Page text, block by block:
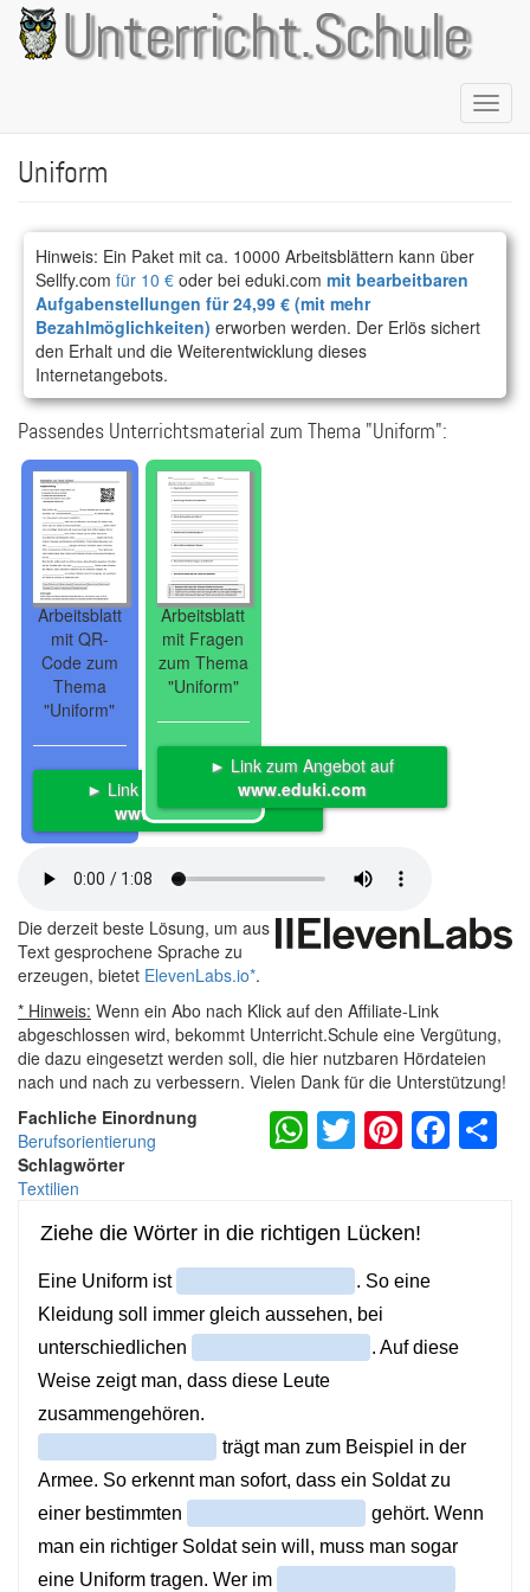
Direkt
zum
Inhalt
Unterricht.Schule
Uniform
Hinweis: Ein Paket mit ca. 10000 Arbeitsblättern kann über
Sellfy.com für 10 € oder bei eduki.com mit bearbeitbaren
Aufgabenstellungen für 24,99 € (mit mehr
Bezahlmöglichkeiten) erworben werden. Der Erlös sichert
den Erhalt und die Weiterentwicklung dieses
Internetangebots.
Passendes Unterrichtsmaterial zum Thema "Uniform":
Arbeitsblatt
mit QR-
Code zum
Thema
"Uniform"
► Link zum Angebot auf
www.eduki.com
Arbeitsblatt
mit Fragen
zum Thema
"Uniform"
► Link zum Angebot auf
www.eduki.com
Die derzeit beste Lösung, um aus
Text gesprochene Sprache zu
erzeugen, bietet ElevenLabs.io*.
* Hinweis: Wenn ein Abo nach Klick auf den Affiliate-Link
abgeschlossen wird, bekommt Unterricht.Schule eine Vergütung,
die dazu eingesetzt werden soll, die hier nutzbaren Hördateien
nach und nach zu verbessern. Vielen Dank für die Unterstützung!
Fachliche Einordnung
Berufsorientierung
Schlagwörter
Textilien
WhatsApp
Twitter